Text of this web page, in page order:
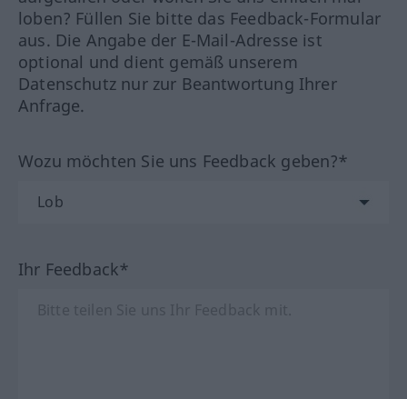
loben? Füllen Sie bitte das Feedback-Formular
aus. Die Angabe der E-Mail-Adresse ist
optional und dient gemäß unserem
Datenschutz nur zur Beantwortung Ihrer
Anfrage.
Wozu möchten Sie uns Feedback geben?*
Ihr Feedback*